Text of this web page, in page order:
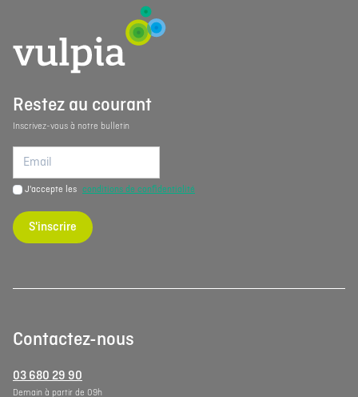
Restez au courant
Inscrivez-vous à notre bulletin
J'accepte les conditions de confidentialité
S'inscrire
Contactez-nous
03 680 29 90
Demain à partir de 09h